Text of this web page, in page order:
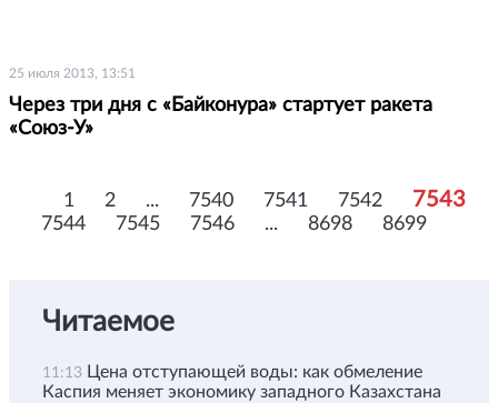
25 июля 2013, 13:51
Через три дня с «Байконура» стартует ракета
«Союз-У»
1 2 ... 7540 7541 7542 7543
7544 7545 7546 ... 8698 8699
Читаемое
11:13 Цена отступающей воды: как обмеление
Каспия меняет экономику западного Казахстана